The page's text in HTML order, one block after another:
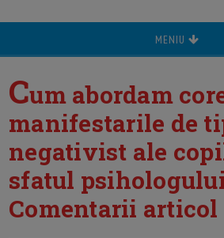
MENIU
Cum abordam
manifestarile de
negativist ale
sfatul
Comentarii articol